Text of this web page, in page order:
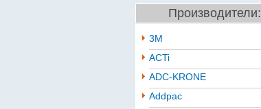
Производители:
3M
ACTi
ADC-KRONE
Addpac